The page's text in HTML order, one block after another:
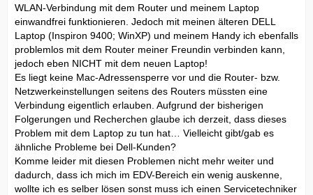
WLAN-Verbindung mit dem Router und meinem Laptop
einwandfrei funktionieren. Jedoch mit meinen älteren DELL
Laptop (Inspiron 9400; WinXP) und meinem Handy ich ebenfalls
problemlos mit dem Router meiner Freundin verbinden kann,
jedoch eben NICHT mit dem neuen Laptop!
Es liegt keine Mac-Adressensperre vor und die Router- bzw.
Netzwerkeinstellungen seitens des Routers müssten eine
Verbindung eigentlich erlauben. Aufgrund der bisherigen
Folgerungen und Recherchen glaube ich derzeit, dass dieses
Problem mit dem Laptop zu tun hat… Vielleicht gibt/gab es
ähnliche Probleme bei Dell-Kunden?
Komme leider mit diesen Problemen nicht mehr weiter und
dadurch, dass ich mich im EDV-Bereich ein wenig auskenne,
wollte ich es selber lösen sonst muss ich einen Servicetechniker